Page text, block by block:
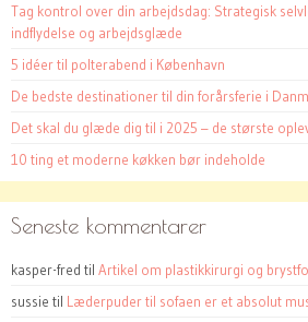
Tag kontrol over din arbejdsdag: Strategisk
indflydelse og arbejdsglæde
5 idéer til polterabend i København
De bedste destinationer til din forårsferie i
Det skal du glæde dig til i 2025 – de største
10 ting et moderne køkken bør indeholde
Seneste kommentarer
kasper-fred til Artikel om plastikkirurgi og
sussie til Læderpuder til sofaen er et absolut